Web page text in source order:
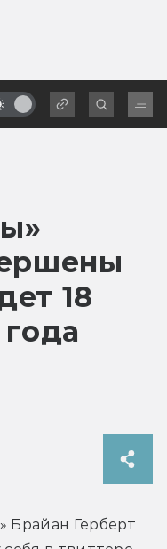
18
Брайан Герберт